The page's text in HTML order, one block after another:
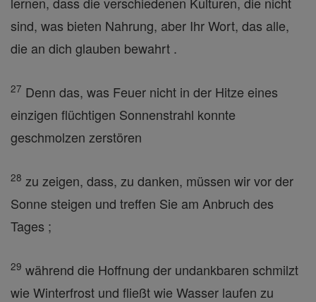
sind, was bieten Nahrung, aber Ihr Wort, das alle,
die an dich glauben bewahrt .
27 Denn das, was Feuer nicht in der Hitze eines
einzigen flüchtigen Sonnenstrahl konnte
geschmolzen zerstören
28 zu zeigen, dass, zu danken, müssen wir vor der
Sonne steigen und treffen Sie am Anbruch des
Tages ;
29 während die Hoffnung der undankbaren schmilzt
wie Winterfrost und fließt wie Wasser laufen zu